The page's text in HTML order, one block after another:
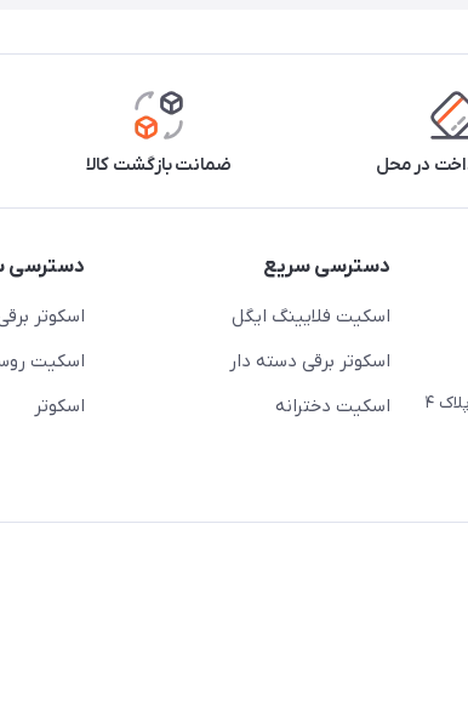
در محل ضمانت بازگشت کالا
تهران-خیابان ولیعصر (عج)- ضلع شرقی میدان منیریه پلاک ۴
دسترسی سریع
اسکیت فلایینگ ایگل
اسکوتر برقی دسته دار
اسکیت دخترانه
دسترسی
اسکوتر
اسکیت
اسکوتر